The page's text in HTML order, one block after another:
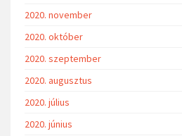
2020. november
2020. október
2020. szeptember
2020. augusztus
2020. július
2020. június